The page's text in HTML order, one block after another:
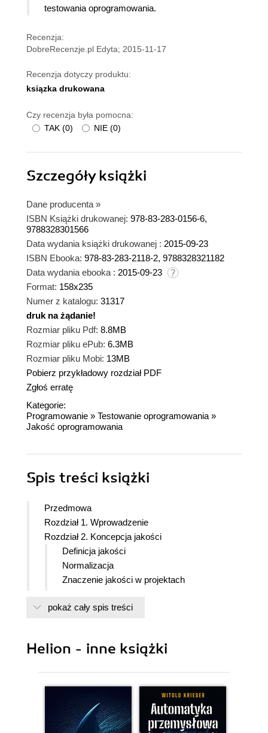
testowania oprogramowania.
Recenzja:
DobreRecenzje.pl Edyta; 2015-11-17
Recenzja dotyczy produktu:
ksiązka drukowana
Czy recenzja była pomocna:
TAK (0) NIE (0)
Szczegółyksiążki
Dane producenta »
ISBN Książki drukowanej: 978-83-283-0156-6,
9788328301566
Data wydania książki drukowanej : 2015-09-23
ISBN Ebooka: 978-83-283-2118-2, 9788328321182
Data wydania ebooka : 2015-09-23
Format: 158x235
Numer z katalogu: 31317
druk na żądanie!
Rozmiar pliku Pdf: 8.8MB
Rozmiar pliku ePub: 6.3MB
Rozmiar pliku Mobi: 13MB
Pobierz przykładowy rozdział PDF
Zgłoś erratę
Kategorie:
Programowanie » Testowanie oprogramowania »
Jakość oprogramowania
Spis treści książki
Przedmowa
Rozdział 1. Wprowadzenie
Rozdział 2. Koncepcja jakości
Definicja jakości
Normalizacja
Znaczenie jakości w projektach
Koszty jakości
Zarządzanie jakością
Zasady Deminga
Zasada 1. wytrwałość w
zamierzeniach
pokaż cały spis treści
Helion - inne książki